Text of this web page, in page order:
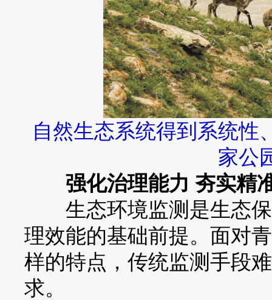
自然生态系统得到系统性
家公
强化治理能力 夯实精
生态环境监测是生态保
理效能的基础前提。面对
样的特点，传统监测手段
求。